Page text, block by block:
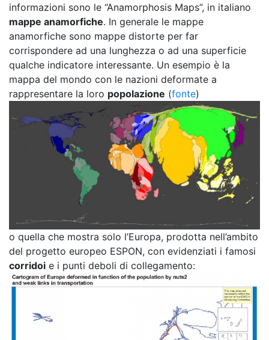
informazioni sono le “Anamorphosis Maps”, in italiano
mappe anamorfiche. In generale le mappe
anamorfiche sono mappe distorte per far
corrispondere ad una lunghezza o ad una superficie
qualche indicatore interessante. Un esempio è la
mappa del mondo con le nazioni deformate a
rappresentare la loro popolazione (fonte)
o quella che mostra solo l’Europa, prodotta nell’ambito
del progetto europeo ESPON, con evidenziati i famosi
corridoi e i punti deboli di collegamento: